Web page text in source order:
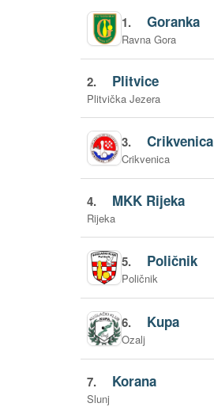
1. Goranka
Ravna Gora
2. Plitvice
Plitvička Jezera
3. Crikvenica
Crikvenica
4. MKK Rijeka
Rijeka
5. Poličnik
Poličnik
6. Kupa
Ozalj
7. Korana
Slunj